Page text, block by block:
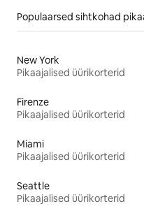
Populaarsed sihtkohad
New York
Pikaajalised üürikorterid
Firenze
Pikaajalised üürikorterid
Miami
Pikaajalised üürikorterid
Seattle
Pikaajalised üürikorterid